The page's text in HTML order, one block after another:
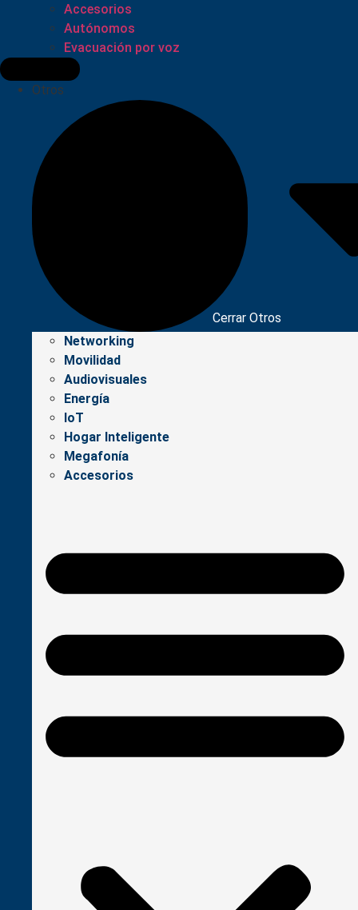
Accesorios
Autónomos
Evacuación por voz
Otros
Cerrar Otros
Networking
Movilidad
Audiovisuales
Energía
IoT
Hogar Inteligente
Megafonía
Accesorios